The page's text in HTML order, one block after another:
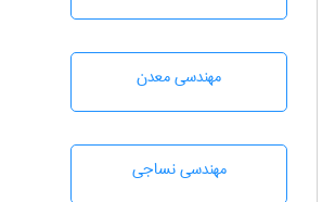
مهندسی معدن
مهندسي نساجی